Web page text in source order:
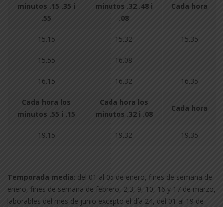
minutos .15 .35 i
.55
minutos .32 .48 i
.08
Cada hora
15.15 15.32 15.35
15.55 16.08 -
16.15 16.32 16.35
Cada hora los
minutos .55 i .15
Cada hora los
minutos .32 i .08
Cada hora
19.15 19.32 19.35
Temporada media: del 01 al 05 de enero, fines de semana de
enero, fines de semana de febrero, 2,3, 9, 10, 16 y 17 de marzo,
laborables del mes de junio excepto el día 24, del 01 al 19 de